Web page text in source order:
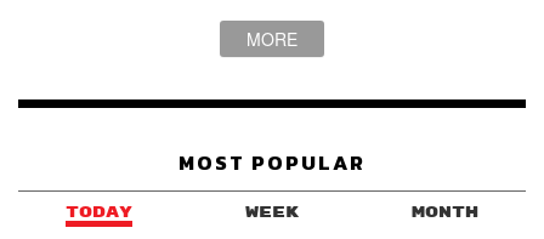
MORE
MOST POPULAR
TODAY WEEK MONTH